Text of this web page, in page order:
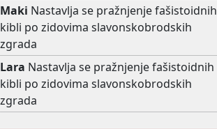
Maki Nastavlja se pražnjenje fašistoidnih
kibli po zidovima slavonskobrodskih
zgrada
Lara Nastavlja se pražnjenje fašistoidnih
kibli po zidovima slavonskobrodskih
zgrada